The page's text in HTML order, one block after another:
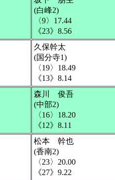
(白峰2)
〈9〉17.44
《23》8.56
久保幹太
(国分寺1)
〈19〉18.49
《13》8.14
森川 俊吾
(中部2)
〈16〉18.20
《12》8.11
松本 幹也
(香南2)
〈23〉20.00
《27》9.22